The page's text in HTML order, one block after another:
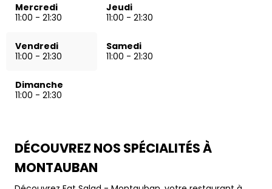
Mercredi
11:00 - 21:30
Jeudi
11:00 - 21:30
Vendredi
11:00 - 21:30
Samedi
11:00 - 21:30
Dimanche
11:00 - 21:30
DÉCOUVREZ NOS SPÉCIALITÉS À
MONTAUBAN